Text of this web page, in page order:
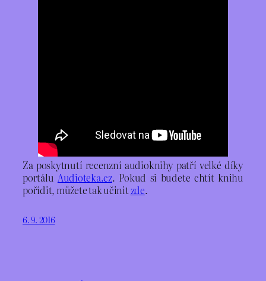
Za poskytnutí recenzní audioknihy patří velké díky
portálu Audioteka.cz. Pokud si budete chtít knihu
pořídit, můžete tak učinitzde.
6. 9. 2016